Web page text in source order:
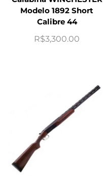
Modelo 1892 Short
Calibre 44
R$3,300.00